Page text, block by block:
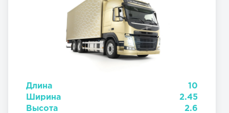
Длина
10
Ширина
2.45
Высота
2.6